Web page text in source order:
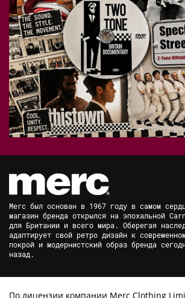
Merc был основан в 1967 году в самом
магазин бренда открылся на эпохальной
для Британии и всего мира. Оберегая
адаптирует свой ретро дизайн к
покрой и модернистский образ бренда
назад.
По лицензии компании Merc Clothing